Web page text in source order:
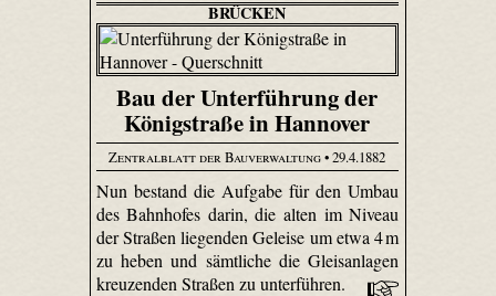
BRÜCKEN
Bau der Unterführung der
Königstraße in Hannover
Zentralblatt der Bauverwaltung• 29.4.1882
Nun bestand die Aufgabe für den Umbau
des Bahnhofes darin, die alten im Niveau
der Straßen liegenden Geleise um etwa 4 m
zu heben und sämtliche die Gleisanlagen
kreuzenden Straßen zu unterführen.